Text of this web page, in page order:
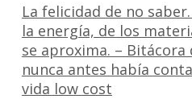
La felicidad de no
la energía, de los
se aproxima. – Bitácora
nunca antes había
vida low cost